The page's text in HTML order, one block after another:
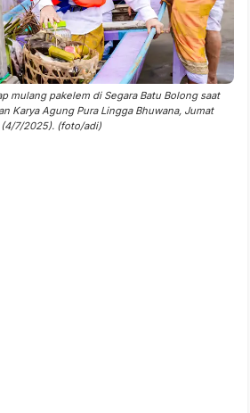
mulang pakelem di Segara Batu Bolong saat
Karya Agung Pura Lingga Bhuwana, Jumat
(4/7/2025). (foto/adi)